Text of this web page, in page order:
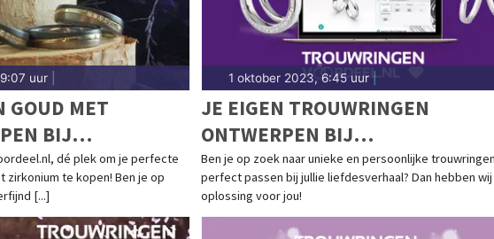
uur
GOUD MET
BIJ
dé plek om je perfecte
zirkonium te kopen! Ben je op
[...]
1 oktober 2023, 6:45 uur|
JE EIGEN TROUWRINGEN
ONTWERPEN BIJ
TROUWRINGENVOORDEEL.NL
100 EURO SHOPTEGOED
Ben je op zoek naar unieke en persoonlijke
perfect passen bij jullie liefdesverhaal? Dan hebben
oplossing voor jou!